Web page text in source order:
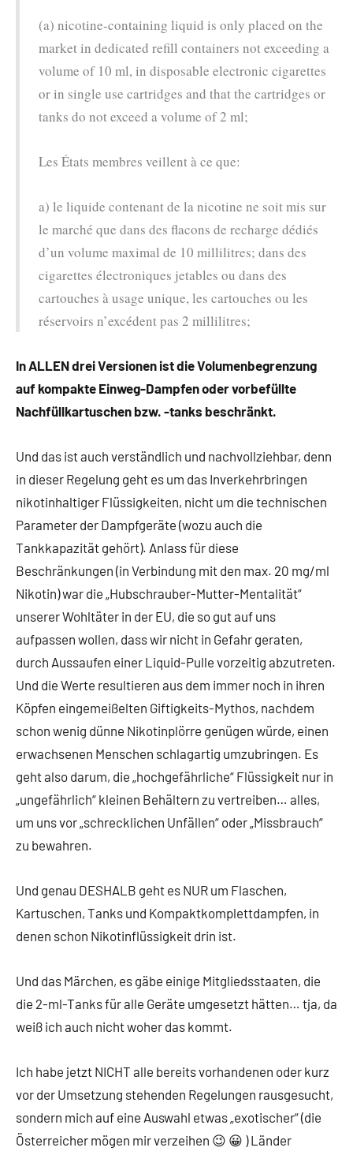
(a) nicotine-containing liquid is only placed on the
market in dedicated refill containers not exceeding a
volume of 10 ml, in disposable electronic cigarettes
or in single use cartridges and that the cartridges or
tanks do not exceed a volume of 2 ml;
Les États membres veillent à ce que:
a) le liquide contenant de la nicotine ne soit mis sur
le marché que dans des flacons de recharge dédiés
d’un volume maximal de 10 millilitres; dans des
cigarettes électroniques jetables ou dans des
cartouches à usage unique, les cartouches ou les
réservoirs n’excédent pas 2 millilitres;
In ALLEN drei Versionen ist die Volumenbegrenzung
auf kompakte Einweg-Dampfen oder vorbefüllte
Nachfüllkartuschen bzw. -tanks beschränkt.
Und das ist auch verständlich und nachvollziehbar, denn
in dieser Regelung geht es um das Inverkehrbringen
nikotinhaltiger Flüssigkeiten, nicht um die technischen
Parameter der Dampfgeräte (wozu auch die
Tankkapazität gehört). Anlass für diese
Beschränkungen (in Verbindung mit den max. 20 mg/ml
Nikotin) war die „Hubschrauber-Mutter-Mentalität“
unserer Wohltäter in der EU, die so gut auf uns
aufpassen wollen, dass wir nicht in Gefahr geraten,
durch Aussaufen einer Liquid-Pulle vorzeitig abzutreten.
Und die Werte resultieren aus dem immer noch in ihren
Köpfen eingemeißelten Giftigkeits-Mythos, nachdem
schon wenig dünne Nikotinplörre genügen würde, einen
erwachsenen Menschen schlagartig umzubringen. Es
geht also darum, die „hochgefährliche“ Flüssigkeit nur in
„ungefährlich“ kleinen Behältern zu vertreiben… alles,
um uns vor „schrecklichen Unfällen“ oder „Missbrauch“
zu bewahren.
Und genau DESHALB geht es NUR um Flaschen,
Kartuschen, Tanks und Kompaktkomplettdampfen, in
denen schon Nikotinflüssigkeit drin ist.
Und das Märchen, es gäbe einige Mitgliedsstaaten, die
die 2-ml-Tanks für alle Geräte umgesetzt hätten… tja, da
weiß ich auch nicht woher das kommt.
Ich habe jetzt NICHT alle bereits vorhandenen oder kurz
vor der Umsetzung stehenden Regelungen rausgesucht,
sondern mich auf eine Auswahl etwas „exotischer“ (die
Österreicher mögen mir verzeihen 😉 😀 ) Länder